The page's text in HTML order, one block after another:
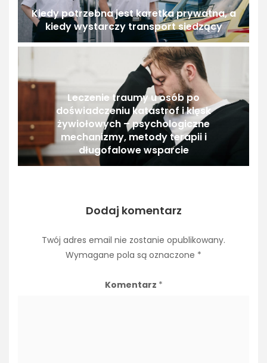
Kiedy potrzebna jest karetka prywatna, a
kiedy wystarczy transport siedzący
Leczenie traumy u osób po
doświadczeniu katastrof i klęsk
żywiołowych – psychologiczne
mechanizmy, metody terapii i
długofalowe wsparcie
Dodaj komentarz
Twój adres email nie zostanie opublikowany.
Wymagane pola są oznaczone *
Komentarz *